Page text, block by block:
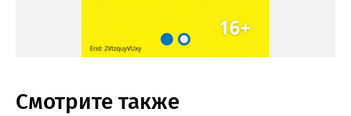
Смотрите также